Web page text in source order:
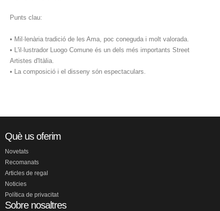
Punts clau:
• Mil·lenària tradició de les Ama, poc coneguda i molt valorada.
• L'il·lustrador Luogo Comune és un dels més importants Street
Artistes d'Itàlia.
• La composició i el disseny són espectaculars.
Què us oferim
Novetats
Recomanats
Articles de regal
Noticies
Política de privacitat
Sobre nosaltres